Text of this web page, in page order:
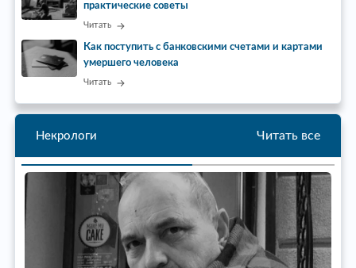
практические советы
Читать
Как поступить с банковскими счетами и картами
умершего человека
Читать
Некрологи Читать все